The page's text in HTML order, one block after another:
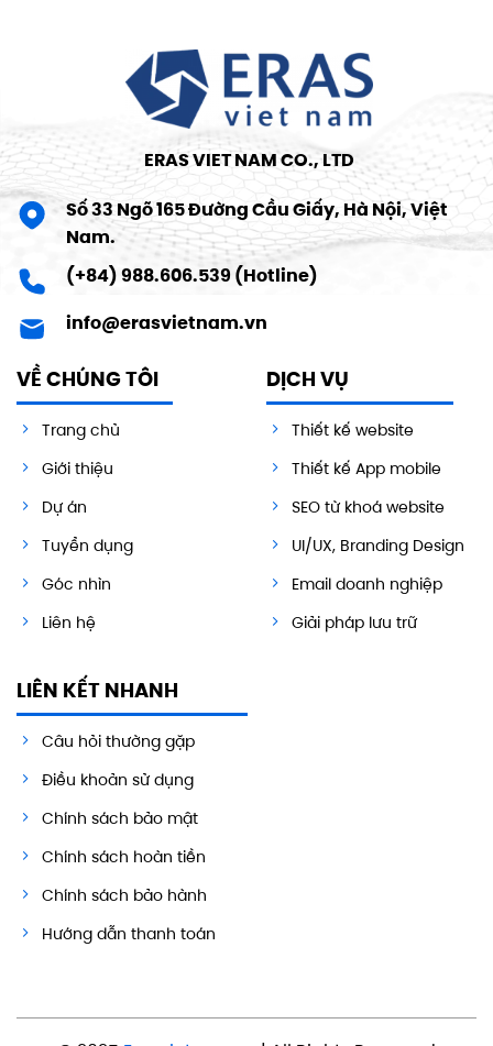
ERAS VIET NAM CO., LTD
Số 33 Ngõ 165 Đường Cầu Giấy, Hà Nội, Việt
Nam.
(+84) 988.606.539 (Hotline)
info@erasvietnam.vn
VỀ CHÚNG TÔI
Trang chủ
Giới thiệu
Dự án
Tuyển dụng
Góc nhìn
Liên hệ
DỊCH VỤ
Thiết kế website
Thiết kế App mobile
SEO từ khoá website
UI/UX, Branding Design
Email doanh nghiệp
Giải pháp lưu trữ
LIÊN KẾT NHANH
Câu hỏi thường gặp
Điều khoản sử dụng
Chính sách bảo mật
Chính sách hoàn tiền
Chính sách bảo hành
Hướng dẫn thanh toán